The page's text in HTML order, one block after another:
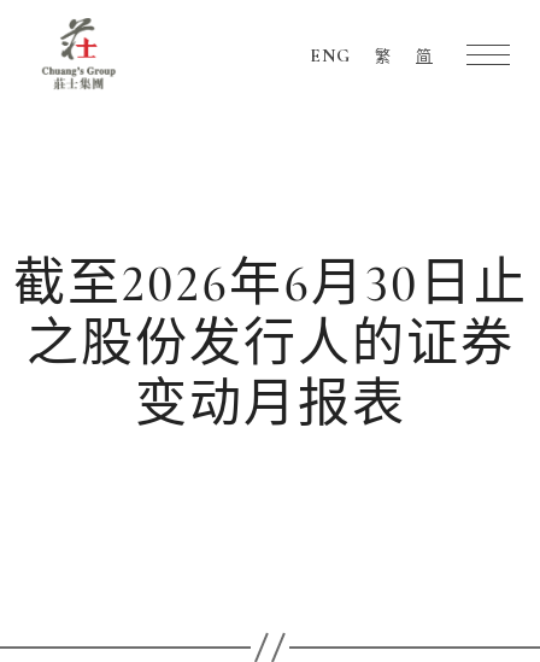
ENG 繁 简
截至2026年6月30日止
之股份发行人的证券
变动月报表